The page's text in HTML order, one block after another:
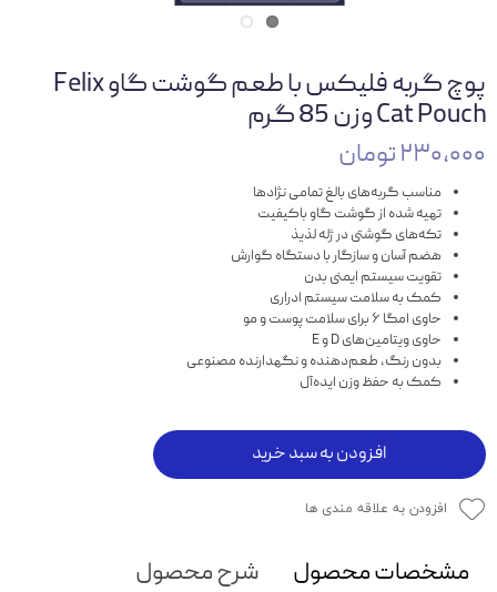
پوچ گربه فلیکس با طعم گوشت گاو Felix
Cat Pouch وزن 85 گرم
۲۳۰,۰۰۰ تومان
مناسب گربه‌های بالغ تمامی نژادها
تهیه شده از گوشت گاو باکیفیت
تکه‌های گوشتی در ژله لذیذ
هضم آسان و سازگار با دستگاه گوارش
تقویت سیستم ایمنی بدن
کمک به سلامت سیستم ادراری
حاوی امگا ۶ برای سلامت پوست و مو
حاوی ویتامین‌های D و E
بدون رنگ، طعم‌دهنده و نگهدارنده مصنوعی
کمک به حفظ وزن ایده‌آل
افزودن به سبد خرید
افزودن به علاقه مندی ها
مشخصات محصول
شرح محصول